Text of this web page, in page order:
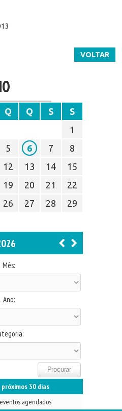
VOLTAR
Q Q S
S
1
5 6 7
8
12 13 14
15
19 20 21
22
26 27 28
29
Mês:
Ano:
próximos 30 dias
agendados